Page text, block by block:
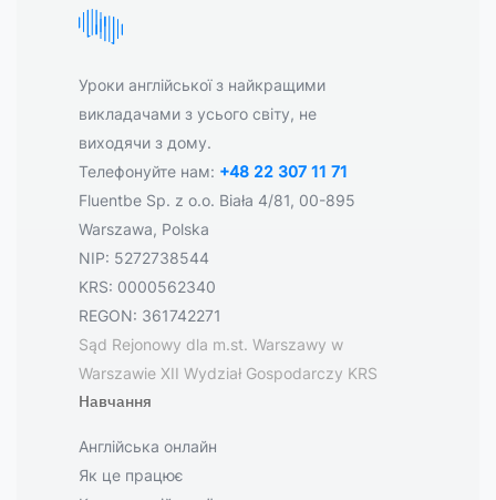
Уроки англійської з найкращими
викладачами з усього світу, не
виходячи з дому.
Телефонуйте нам: +48 22 307 11 71
Fluentbe Sp. z o.o. Biała 4/81, 00-895
Warszawa, Polska
NIP: 5272738544
KRS: 0000562340
REGON: 361742271
Sąd Rejonowy dla m.st. Warszawy w
Warszawie XII Wydział Gospodarczy KRS
Навчання
Англійська онлайн
Як це працює